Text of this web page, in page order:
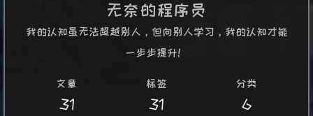
无奈的程序员
我的认知虽无法超越别人，但向别人学习，我的认知才能
一步步提升！
文章
31
标签
31
分类
6